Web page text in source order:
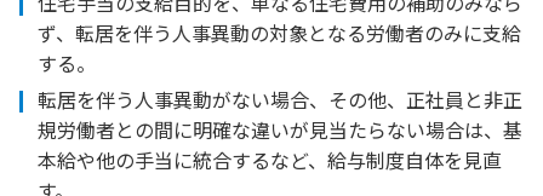
ず、転居を伴う人事異動の対象となる労働者のみに支給
する。
転居を伴う人事異動がない場合、その他、正社員と非正
規労働者との間に明確な違いが見当たらない場合は、基
本給や他の手当に統合するなど、給与制度自体を見直
す。